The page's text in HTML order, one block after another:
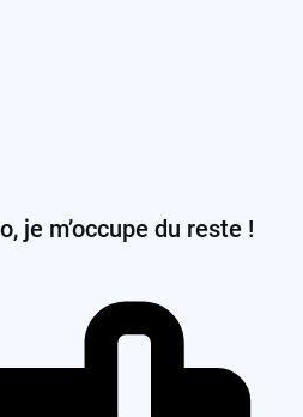
je m’occupe du reste !